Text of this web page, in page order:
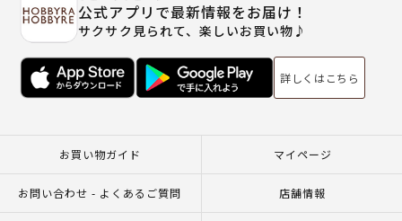
公式アプリで最新情報をお届け！
サクサク見られて、楽しいお買い物♪
詳しくはこちら
お買い物ガイド マイページ
お問い合わせ - よくあるご質問 店舗情報